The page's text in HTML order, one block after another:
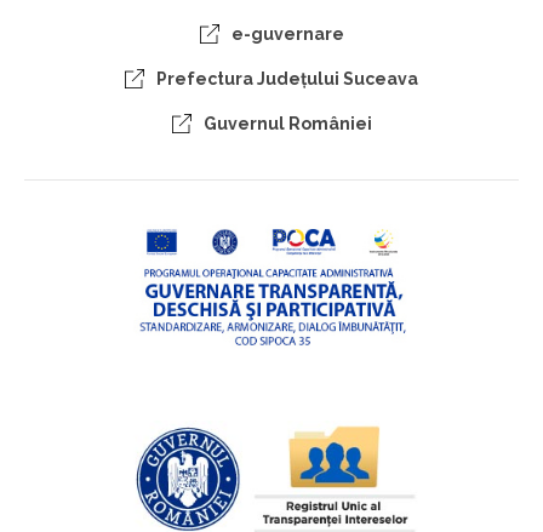
e-guvernare
Prefectura Judeţului Suceava
Guvernul României